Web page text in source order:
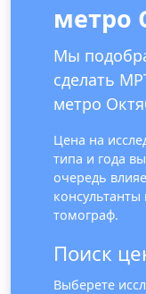
метро
Мы
сделать
метро
Цена на
типа и года
очередь
томограф.
Поиск
Выберете